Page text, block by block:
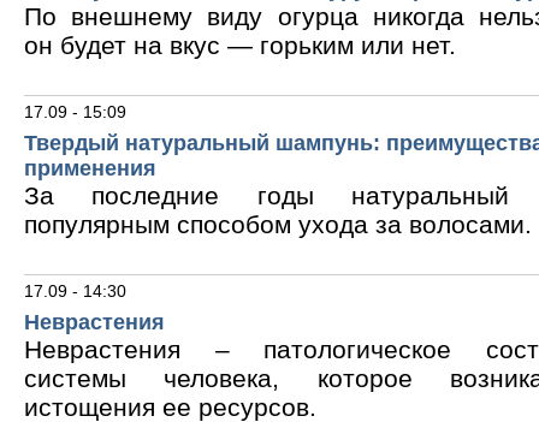
По внешнему виду огурца никогда
он будет на вкус — горьким или нет.
17.09 - 15:09
Твердый натуральный шампунь:
применения
За последние годы натуральный
популярным способом ухода за волосами.
17.09 - 14:30
Неврастения
Неврастения – патологическое
системы человека, которое
истощения ее ресурсов.